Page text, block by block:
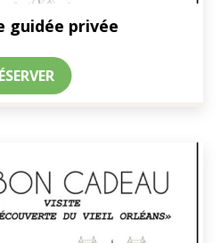
guidée privée